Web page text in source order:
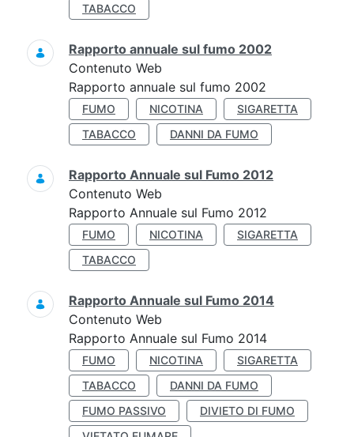
TABACCO
Rapporto annuale sul fumo 2002
Contenuto Web
Rapporto annuale sul fumo 2002
FUMO NICOTINA
SIGARETTA
TABACCO
DANNI DA FUMO
Rapporto Annuale sul Fumo 2012
Contenuto Web
Rapporto Annuale sul Fumo 2012
FUMO NICOTINA
SIGARETTA
TABACCO
Rapporto Annuale sul Fumo 2014
Contenuto Web
Rapporto Annuale sul Fumo 2014
FUMO NICOTINA
SIGARETTA
TABACCO
DANNI DA FUMO
FUMO PASSIVO
DIVIETO DI FUMO